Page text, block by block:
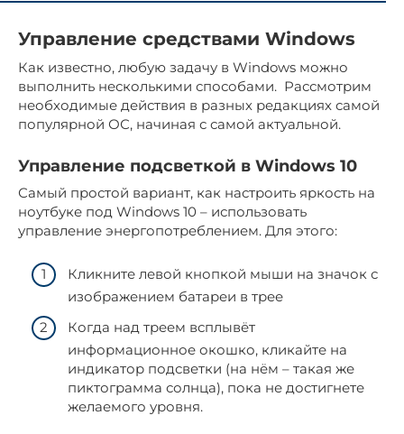
Управление средствами Windows
Как известно, любую задачу в Windows можно
выполнить несколькими способами. Рассмотрим
необходимые действия в разных редакциях самой
популярной ОС, начиная с самой актуальной.
Управление подсветкой в Windows 10
Самый простой вариант, как настроить яркость на
ноутбуке под Windows 10 – использовать
управление энергопотреблением. Для этого:
Кликните левой кнопкой мыши на значок с
изображением батареи в трее
Когда над треем всплывёт
информационное окошко, кликайте на
индикатор подсветки (на нём – такая же
пиктограмма солнца), пока не достигнете
желаемого уровня.